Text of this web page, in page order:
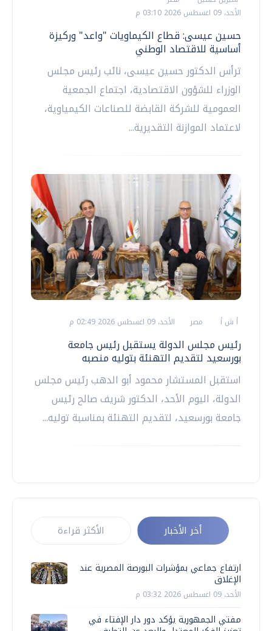
الأحد، 09 اغسطس 2026 03:10 م
حسين عيسى: قطاع الكيماويات "واعد" وركيزة
أساسية للاقتصاد الوطني
ترأس الدكتور حسين عيسى، نائب رئيس مجلس
الوزراء للشؤون الاقتصادية، اجتماع الجمعية
العمومية للشركة القابضة للصناعات الكيمياوية،
لاعتماد الموازنة التقديرية...
أ ش أ مصر الأحد، 09 اغسطس 2026 02:49 م
رئيس مجلس الدولة يستقبل رئيس جامعة
بورسعيد لتقديم التهنئة بتوليه منصبه
استقبل المستشار محمود أبو الدهب رئيس مجلس
الدولة، اليوم الأحد، الدكتور شريف صالح رئيس
جامعة بورسعيد، لتقديم التهنئة بمناسبة توليه...
أخر الأخبار الأكثر قراءة
ارتفاع جماعي بمؤشرات البورصة المصرية عند
الإغلاق
الأحد، 09 اغسطس 2026 03:32 م
مفتي الجمهورية يؤكد دور دار الإفتاء في